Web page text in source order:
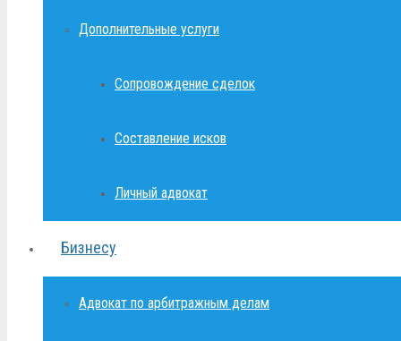
Дополнительные услуги
Сопровождение сделок
Составление исков
Личный адвокат
Бизнесу
Адвокат по арбитражным делам